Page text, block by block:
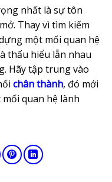
nhất là sự tôn
Thay vì tìm kiếm
một mối quan hệ
thấu hiểu lẫn nhau
Hãy tập trung vào
chân thành, đó mới
quan hệ lành